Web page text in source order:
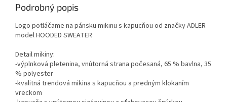
Podrobný popis
Logo potláčame na pánsku mikinu s kapucňou od značky ADLER
model HOODED SWEATER
Detail mikiny:
-výplnková pletenina, vnútorná strana počesaná, 65 % bavlna, 35
% polyester
-kvalitná trendová mikina s kapucňou a predným klokaním
vreckom